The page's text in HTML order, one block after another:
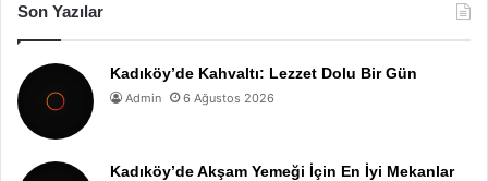
Son Yazılar
Kadıköy’de Kahvaltı: Lezzet Dolu Bir Gün
Admin 6 Ağustos 2026
Kadıköy’de Akşam Yemeği İçin En İyi Mekanlar